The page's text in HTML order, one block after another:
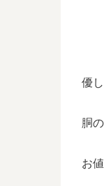
優
胴
お